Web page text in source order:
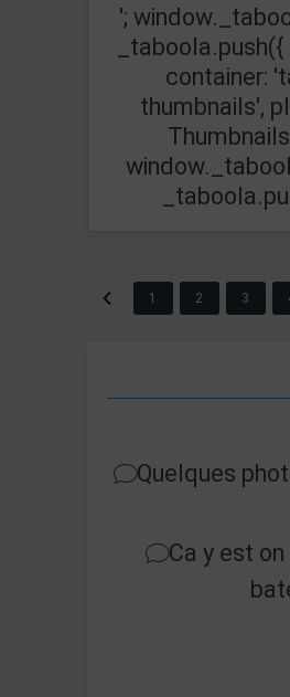
';
container:
thumbnails',
1 2 3
Quelques
Ca y est